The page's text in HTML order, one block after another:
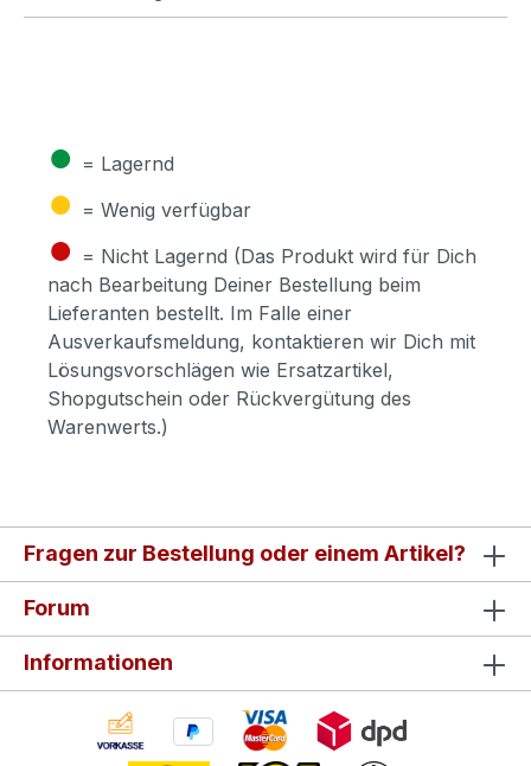
● = Lagernd
● = Wenig verfügbar
● = Nicht Lagernd (Das Produkt wird für Dich
nach Bearbeitung Deiner Bestellung beim
Lieferanten bestellt. Im Falle einer
Ausverkaufsmeldung, kontaktieren wir Dich mit
Lösungsvorschlägen wie Ersatzartikel,
Shopgutschein oder Rückvergütung des
Warenwerts.)
Fragen zur Bestellung oder einem Artikel?
Forum
Informationen